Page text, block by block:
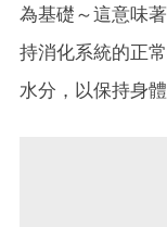
為基礎～這意味
持消化系統的正
水分，以保持身